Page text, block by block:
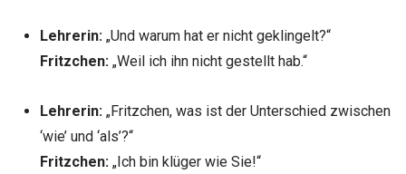
Lehrerin:„Und warum hat er nicht geklingelt?“
Fritzchen:„Weil ich ihn nicht gestellt hab.“
Lehrerin:„Fritzchen, was ist der Unterschied zwischen
‘wie’ und ‘als’?“
Fritzchen:„Ich bin klüger wie Sie!“